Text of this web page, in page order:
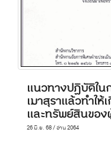
แนวทางปฏิบัติใ
เมาสุราแล้วทำใ
และทรัพย์สินขอ
26 มิ.ย. 68 / อ่าน 2064